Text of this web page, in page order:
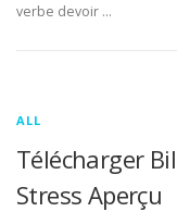
verbe devoir …
ALL
Télécharger
Stress Aperçu